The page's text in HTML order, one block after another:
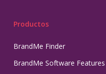
Productos
BrandMe Finder
BrandMe Software Features